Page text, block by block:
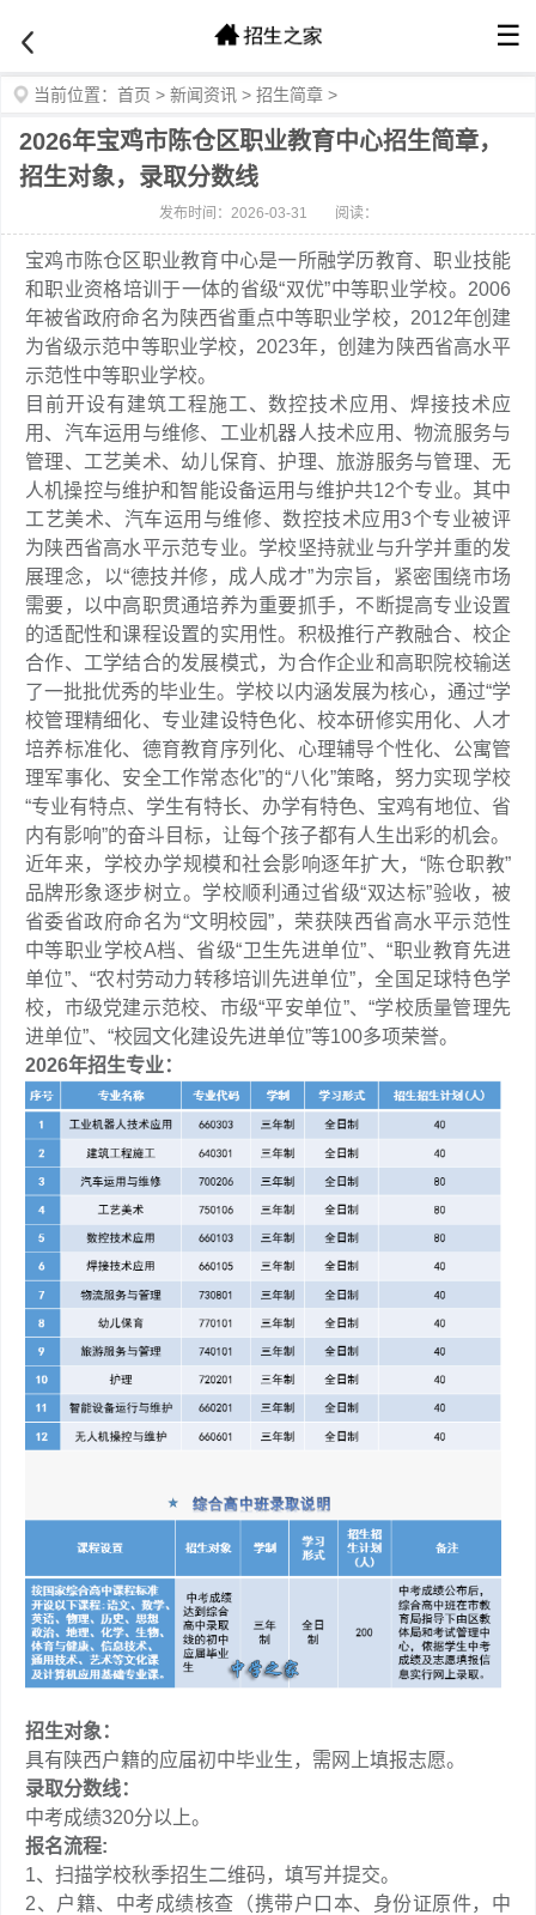
☰
当前位置： 首页 > 新闻资讯 > 招生简章 >
2026年宝鸡市陈仓区职业教育中心招生简章，
招生对象，录取分数线
发布时间：2026-03-31 阅读：
宝鸡市陈仓区职业教育中心是一所融学历教育、职业技能
和职业资格培训于一体的省级“双优”中等职业学校。2006
年被省政府命名为陕西省重点中等职业学校，2012年创建
为省级示范中等职业学校，2023年，创建为陕西省高水平
示范性中等职业学校。
目前开设有建筑工程施工、数控技术应用、焊接技术应
用、汽车运用与维修、工业机器人技术应用、物流服务与
管理、工艺美术、幼儿保育、护理、旅游服务与管理、无
人机操控与维护和智能设备运用与维护共12个专业。其中
工艺美术、汽车运用与维修、数控技术应用3个专业被评
为陕西省高水平示范专业。学校坚持就业与升学并重的发
展理念，以“德技并修，成人成才”为宗旨，紧密围绕市场
需要，以中高职贯通培养为重要抓手，不断提高专业设置
的适配性和课程设置的实用性。积极推行产教融合、校企
合作、工学结合的发展模式，为合作企业和高职院校输送
了一批批优秀的毕业生。学校以内涵发展为核心，通过“学
校管理精细化、专业建设特色化、校本研修实用化、人才
培养标准化、德育教育序列化、心理辅导个性化、公寓管
理军事化、安全工作常态化”的“八化”策略，努力实现学校
“专业有特点、学生有特长、办学有特色、宝鸡有地位、省
内有影响”的奋斗目标，让每个孩子都有人生出彩的机会。
近年来，学校办学规模和社会影响逐年扩大，“陈仓职教”
品牌形象逐步树立。学校顺利通过省级“双达标”验收，被
省委省政府命名为“文明校园”，荣获陕西省高水平示范性
中等职业学校A档、省级“卫生先进单位”、“职业教育先进
单位”、“农村劳动力转移培训先进单位”，全国足球特色学
校，市级党建示范校、市级“平安单位”、“学校质量管理先
进单位”、“校园文化建设先进单位”等100多项荣誉。
2026年招生专业：
招生对象 ：
具有陕西户籍的应届初中毕业生，需网上填报志愿。
录取分数线：
中考成绩320分以上。
报名流程:
1、扫描学校秋季招生二维码，填写并提交。
2、户籍、中考成绩核查（携带户口本、身份证原件，中